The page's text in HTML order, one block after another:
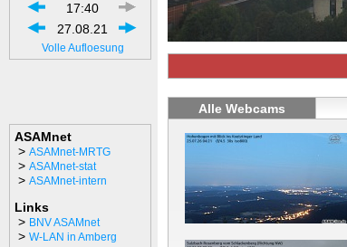
17:40
27.08.21
Volle Aufloesung
ASAMnet
> ASAMnet-MRTG
> ASAMnet-stat
> ASAMnet-intern
Links
> BNV ASAMnet
> W-LAN in Amberg
Alle Webcams